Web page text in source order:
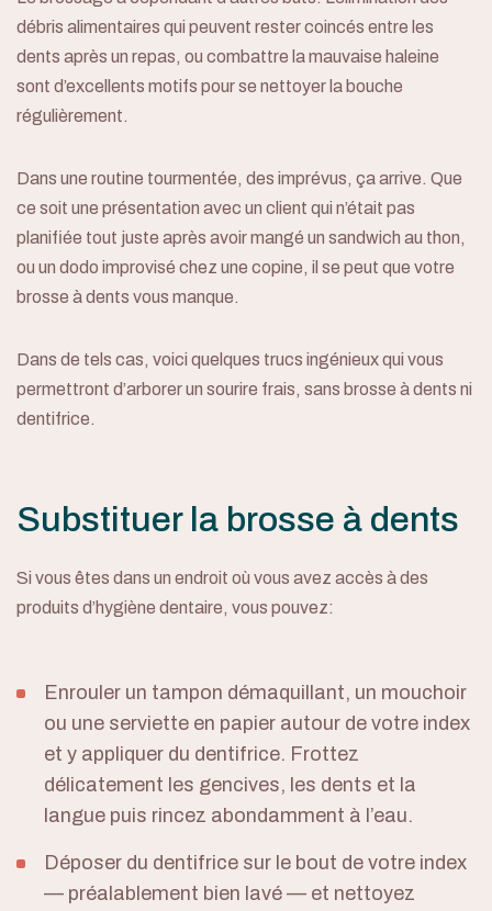
débris alimentaires qui peuvent rester coincés entre les
dents après un repas, ou combattre la mauvaise haleine
sont d’excellents motifs pour se nettoyer la bouche
régulièrement.
Dans une routine tourmentée, des imprévus, ça arrive. Que
ce soit une présentation avec un client qui n’était pas
planifiée tout juste après avoir mangé un sandwich au thon,
ou un dodo improvisé chez une copine, il se peut que votre
brosse à dents vous manque.
Dans de tels cas, voici quelques trucs ingénieux qui vous
permettront d’arborer un sourire frais, sans brosse à dents ni
dentifrice.
Substituer la brosse à dents
Si vous êtes dans un endroit où vous avez accès à des
produits d’hygiène dentaire, vous pouvez:
Enrouler un tampon démaquillant, un mouchoir
ou une serviette en papier autour de votre index
et y appliquer du dentifrice. Frottez
délicatement les gencives, les dents et la
langue puis rincez abondamment à l’eau.
Déposer du dentifrice sur le bout de votre index
— préalablement bien lavé — et nettoyez